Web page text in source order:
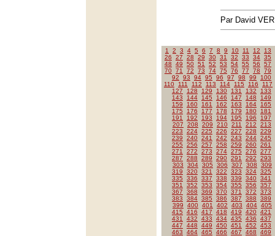
Par David
1 2 3 4 5 6 7 8 9 10 11 12
13
26
27 28 29 30 31 32 33 34 35
48
49 50 51 52 53 54 55 56
57
70 71 72 73 74 75 76 77 78
79
92
93 94 95 96 97 98 99
100
110
111 112 113 114 115 116
117
127
128 129 130 131 132
133
143
144 145 146 147 148
149
159
160 161 162 163 164
165
175
176 177 178 179 180
181
191
192 193 194 195 196
197
207
208 209 210 211 212
213
223
224 225 226 227 228
229
239
240 241 242 243 244 245
255
256 257 258 259 260 261
271
272 273 274 275 276
277
287
288 289 290 291 292
293
303
304 305 306 307 308
309
319
320 321 322 323 324 325
335
336 337 338 339 340 341
351
352 353 354 355 356
357
367
368 369 370 371 372
373
383
384 385 386 387 388
389
399
400 401 402 403 404 405
415
416 417 418 419 420 421
431
432 433 434 435 436
437
447
448 449 450 451 452
453
463
464 465 466 467 468 469